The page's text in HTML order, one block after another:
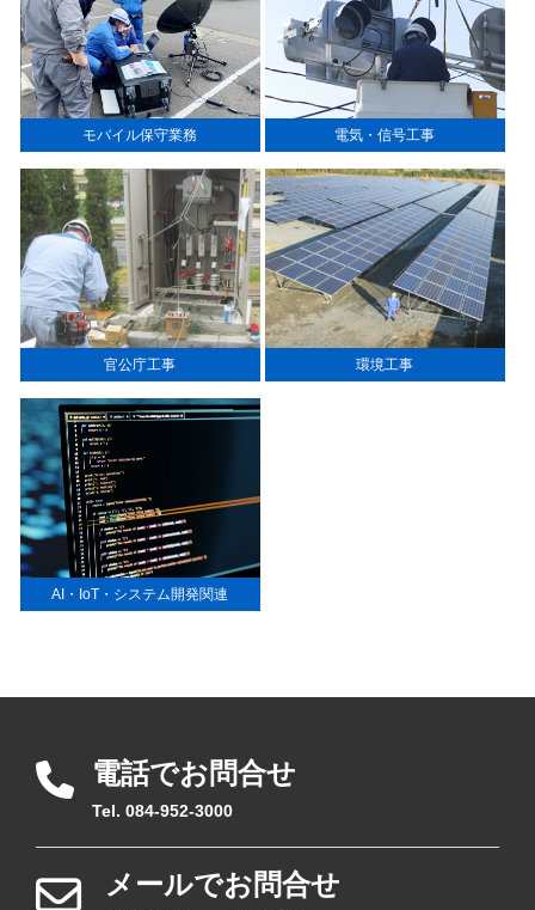
モバイル保守業務 電気・信号工事
官公庁工事 環境工事
AI・IoT・システム開発関連
電話でお問合せ
Tel. 084-952-3000
メールでお問合せ